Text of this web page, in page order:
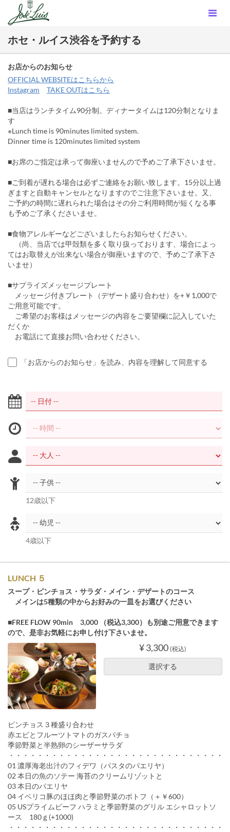
ホセ・ルイス渋谷を予約する
お店からのお知らせ
OFFICIAL WEBSITEはこちらから
Instagram
TAKE OUTはこちら
■当店はランチタイム90分制。ディナータイムは120分制となりま
す
※Lunch time is 90minutes limited system.
Dinner time is 120minutes limited system
■お席のご指定は承って御座いませんので予めご了承下さいませ。
■ご到着が遅れる場合は必ずご連絡をお願い致します。15分以上過
ぎますと自動キャンセルとなりますのでご注意下さいませ。又、
ご予約の時間に遅れられた場合はその分ご利用時間が短くなる事
も予めご了承くださいませ。
■食物アレルギーなどございましたらお知らせください。
（尚、当店では甲殻類を多く取り扱っております、場合によっ
てはお取替えが出来ない場合が御座いますので、予めご了承下さ
いませ）
■サプライズメッセージプレート
メッセージ付きプレート（デザート盛り合わせ）を+￥1,000で
ご用意可能です。
ご希望のお客様はメッセージの内容をご要望欄に記入していた
だくか
お電話にて直接お問い合わせください。
「お店からのお知らせ」を読み、内容を理解して同意する
12歳以下
4歳以下
LUNCH ５
スープ・ピンチョス・サラダ・メイン・デザートのコース
メインは5種類の中からお好みの一皿をお選びください
■FREE FLOW 90min 3,000 （税込3,300）も別途ご用意できます
ので、是非お気軽にお申し付け下さいませ。
¥ 3,300 (税込)
選択する
ピンチョス３種盛り合わせ
赤エビとフルーツトマトのガスパチョ
季節野菜と半熟卵のシーザーサラダ
・・・・・・・・・・・・・・・・・・・・・・・・・・・・・・
01 濃厚海老出汁のフィデワ（パスタのパエリヤ）
02 本日の魚のソテー 海苔のクリームリゾットと
03 本日のパエリヤ
04 イベリコ豚のほほ肉と季節野菜のポトフ（＋￥600）
05 USプライムビーフ ハラミと季節野菜のグリル エシャロットソ
ース 180ｇ(+1000)
・・・・・・・・・・・・・・・・・・・・・・・・・・・・・・